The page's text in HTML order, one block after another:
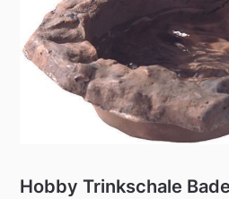
Hobby Trinkschale